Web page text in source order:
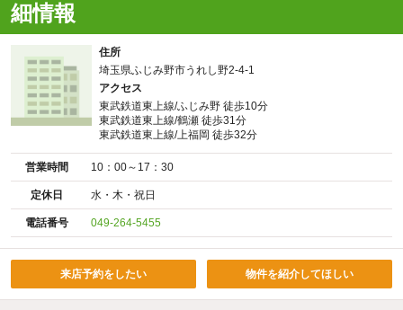
細情報
住所
埼玉県ふじみ野市うれし野2-4-1
アクセス
東武鉄道東上線/ふじみ野 徒歩10分
東武鉄道東上線/鶴瀬 徒歩31分
東武鉄道東上線/上福岡 徒歩32分
営業時間 10：00～17：30
定休日 水・木・祝日
電話番号 049-264-5455
来店予約をしたい 物件を紹介してほしい